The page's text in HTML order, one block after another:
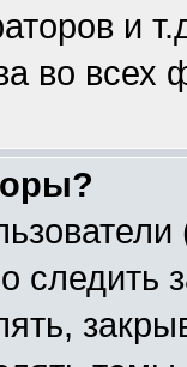
и
во всех
следить